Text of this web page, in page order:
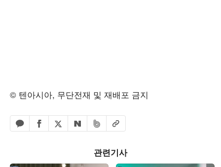
© 텐아시아, 무단전재 및 재배포 금지
카카오톡 공유하기
페이스북 공유하기
엑스 공유하기
네이버 공유하기
밴드 공유하기
URL복사
관련기사